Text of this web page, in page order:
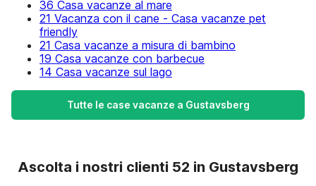
36 Casa vacanze al mare
21 Vacanza con il cane - Casa vacanze pet
friendly
21 Casa vacanze a misura di bambino
19 Casa vacanze con barbecue
14 Casa vacanze sul lago
Tutte le case vacanze a Gustavsberg
Ascolta i nostri clienti 52 in Gustavsberg